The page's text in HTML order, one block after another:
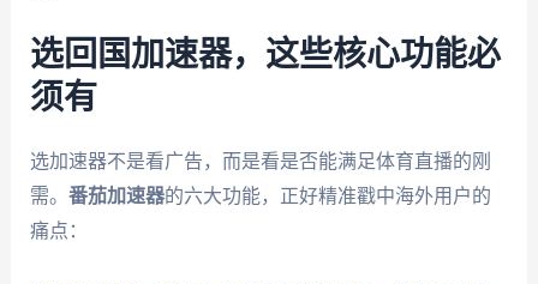
选回国加速器，这些核心功能必
须有
选加速器不是看广告，而是看是否能满足体育直播的刚
需。 番茄加速器的六大功能，正好精准戳中海外用户的
痛点：